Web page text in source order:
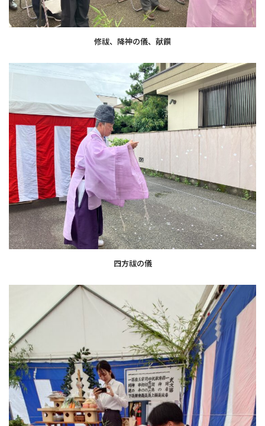
修祓、降神の儀、献饌
四方祓の儀